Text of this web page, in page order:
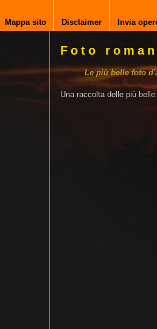
Mappa sito Disclaimer Invia
Foto
Le più belle foto
Una raccolta delle più